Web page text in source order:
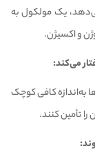
یک مولکول به
و اکسیژن.
می‌کند:
به‌اندازه کافی کوچک
تأمین کنند.